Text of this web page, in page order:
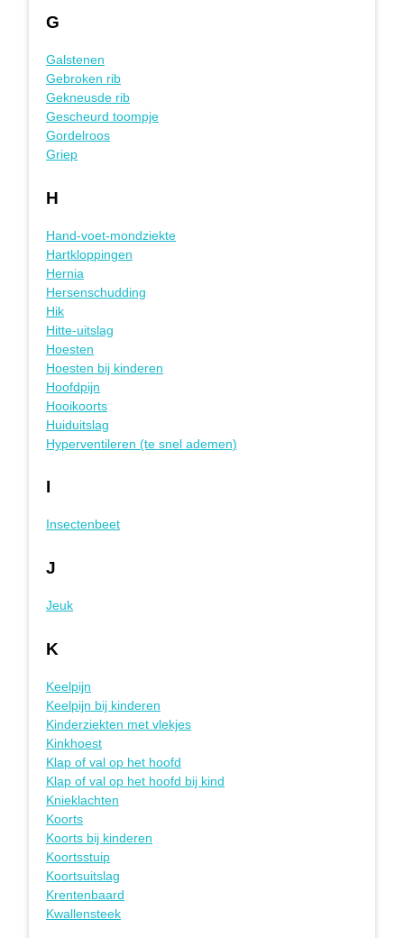
G
Galstenen
Gebroken rib
Gekneusde rib
Gescheurd toompje
Gordelroos
Griep
H
Hand-voet-mondziekte
Hartkloppingen
Hernia
Hersenschudding
Hik
Hitte-uitslag
Hoesten
Hoesten bij kinderen
Hoofdpijn
Hooikoorts
Huiduitslag
Hyperventileren (te snel ademen)
I
Insectenbeet
J
Jeuk
K
Keelpijn
Keelpijn bij kinderen
Kinderziekten met vlekjes
Kinkhoest
Klap of val op het hoofd
Klap of val op het hoofd bij kind
Knieklachten
Koorts
Koorts bij kinderen
Koortsstuip
Koortsuitslag
Krentenbaard
Kwallensteek